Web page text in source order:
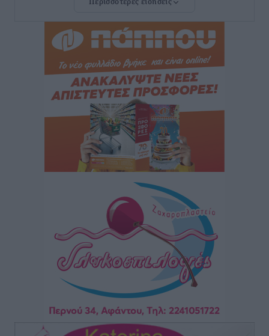
ανακοίνωσε ο Άδωνις Γεωργιάδης
Iατρικός Σύλλογος Ροδου προς Α. Γεωργιάδη:
Στρατηγικές Προτάσεις για την Ενίσχυση της
Δημόσιας Υγείας στη Νησιωτική Ελλάδα και στα
Νοσοκομεία της Γ΄ Ζώνης
πριν 13 ώρες
Πάνθηρες: Ξεκίνησαν αισιόδοξοι για την παρθενική
Αθλητικά• πριν 13 ώρες
Άρης Αρχαγγέλου: Στο πλευρό του άτυχου Ιάκωβου
• πριν 13 ώρες
Φοίβος: Η μεγάλη επιστροφή του Μπρένο Σαλβατιέρα
πριν 13 ώρες
Κλεάνθης: Έτοιμες οι κάρτες διαρκείας της νέας
σεζόν
Περισσότερες ειδήσεις